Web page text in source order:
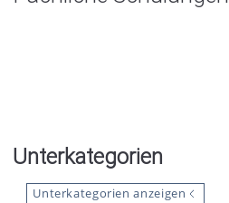
Unterkategorien
Unterkategorien anzeigen